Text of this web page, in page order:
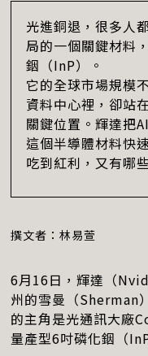
光進銅退，很多人
局的一個關鍵材料
銦（InP）。
它的全球市場規模
資料中心裡，卻站
關鍵位置。輝達把
這個半導體材料快
吃到紅利，又有哪
撰文者：林易萱
6月16日，輝達（
州的雪曼（Sherman
的主角是光通訊大廠
量產型6吋磷化銦（